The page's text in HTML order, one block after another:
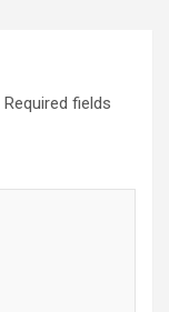
Required fields